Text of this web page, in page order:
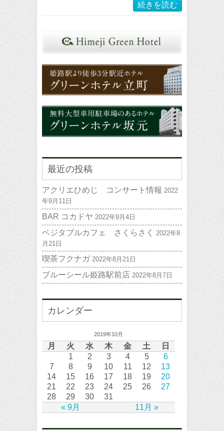
続きを読む
最近の投稿
アクリエひめじ コンサート情報 2022
年9月11日
BAR コカドヤ 2022年9月4日
ベジタブルカフェ さくらさく
2022年8
月21日
喫茶フクナガ 2022年8月21日
ブルーシール姫路駅前店 2022年8月7日
カレンダー
2019年10月
月 火 水 木 金 土 日
« 9月 11月 »
1 2 3 4 5
6
7
8 9 10 11 12
13
14
15 16 17 18 19
20
21
22 23 24 25 26
27
28
29 30 31